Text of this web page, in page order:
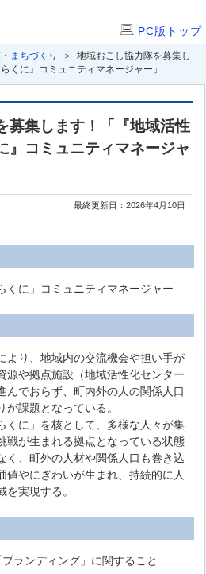
PC版トップ
まちづくり
＞ 地域おこし協力隊を募集し
くに』コミュニティマネージャー」
募集します！「『地域活性
』コミュニティマネージャ
最終更新日：2026年4月10日
に」コミュニティマネージャー
り、地域内の交流機会や担い手が
源や拠点施設（地域活性化センター
んでおらず、町内外の人の関係人口
課題となっている。
に」を核として、多様な人々が集
戦が生まれる拠点となっている状態
く、町外の人材や関係人口も巻き込
値やにぎわいが生まれ、持続的に人
実現する。
ランディング」に関すること